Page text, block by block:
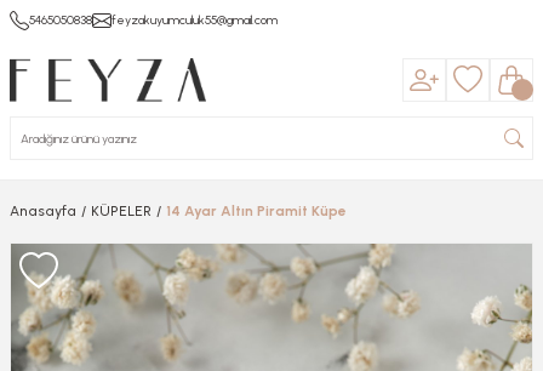
5465050838 feyzakuyumculuk55@gmail.com
Anasayfa KÜPELER 14 Ayar Altın Piramit Küpe